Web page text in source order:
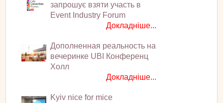
запрошує взяти участь в
Event Industry Forum
Докладніше...
Дополненная реальность на
вечеринке UBI Конференц
Холл
Докладніше...
Kyiv nice for mice